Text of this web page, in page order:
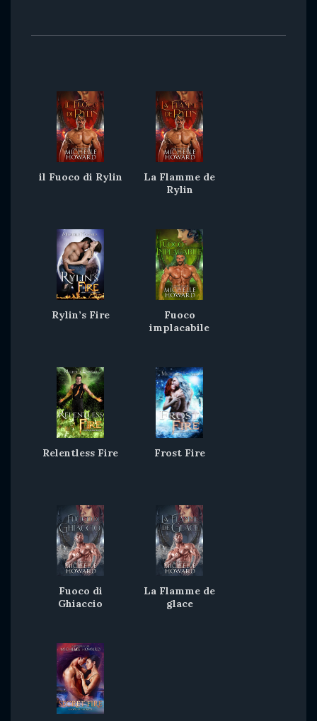
il Fuoco di Rylin
La Flamme de
Rylin
Rylin’s Fire
Fuoco
implacabile
Relentless Fire Frost Fire
Fuoco di
Ghiaccio
La Flamme de
glace